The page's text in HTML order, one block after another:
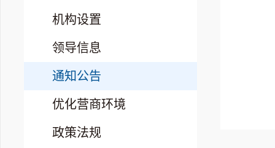
机构设置
领导信息
通知公告
优化营商环境
政策法规